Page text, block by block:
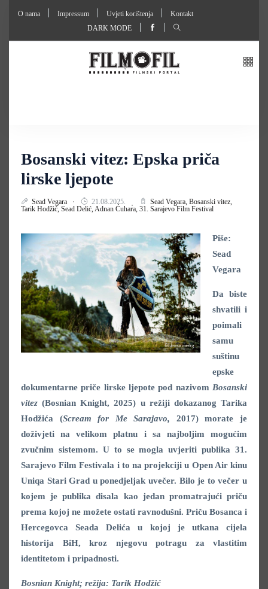
O nama Impressum Uvjeti korištenja
Kontakt
DARK MODE
Bosanski vitez: Epska priča
lirske ljepote
Sead Vegara 21.08.2025. Sead Vegara, Bosanski vitez,
Tarik Hodžić, Sead Delić,Adnan Ćuhara, 31. Sarajevo Film Festival
Piše:
Sead
Vegara
Da biste
shvatili i
poimali
samu
suštinu
epske
dokumentarne priče lirske ljepote pod nazivom Bosanski
vitez(Bosnian Knight, 2025) u režiji dokazanog Tarika
Hodžića (Scream for Me Sarajavo, 2017) morate je
doživjeti na velikom platnu i sa najboljim mogućim
zvučnim sistemom. U to se mogla uvjeriti publika 31.
Sarajevo Film Festivala i to na projekciji u Open Air kinu
Uniqa Stari Grad u ponedjeljak uvečer. Bilo je to večer u
kojem je publika disala kao jedan promatrajući priču
prema kojoj ne možete ostati ravnodušni. Priču Bosanca i
Hercegovca Seada Delića u kojoj je utkana cijela
historija BiH, kroz njegovu potragu za vlastitim
identitetom i pripadnosti.
Bosnian Knight; režija: Tarik Hodžić